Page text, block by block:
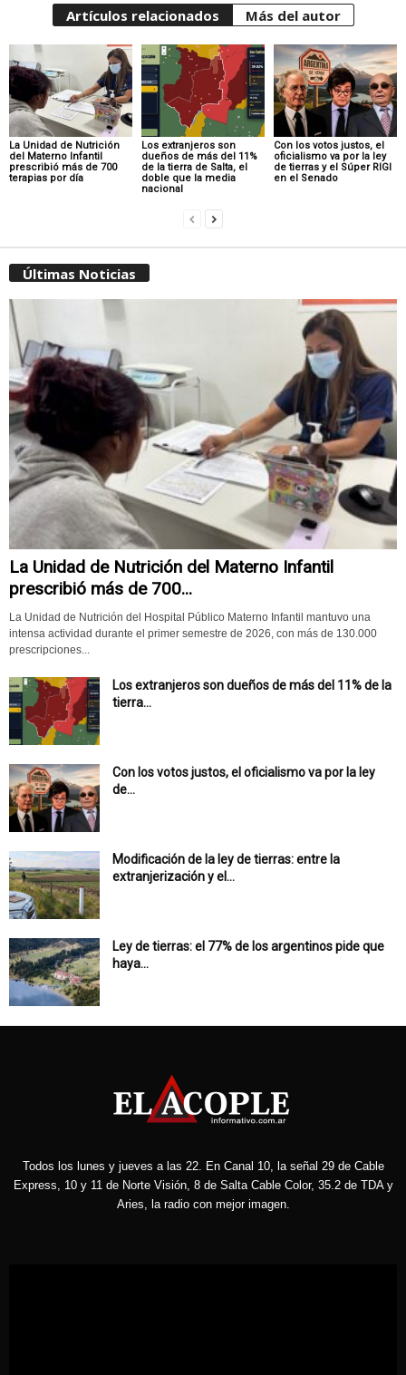
Artículos relacionados Más del autor
La Unidad de Nutrición
del Materno Infantil
prescribió más de 700
terapias por día
Los extranjeros son
dueños de más del 11%
de la tierra de Salta, el
doble que la media
nacional
Con los votos justos, el
oficialismo va por la ley
de tierras y el Súper RIGI
en el Senado
Últimas Noticias
La Unidad de Nutrición del Materno Infantil
prescribió más de 700...
La Unidad de Nutrición del Hospital Público Materno Infantil mantuvo una
intensa actividad durante el primer semestre de 2026, con más de 130.000
prescripciones...
Los extranjeros son dueños de más del 11% de la
tierra...
Con los votos justos, el oficialismo va por la ley
de...
Modificación de la ley de tierras: entre la
extranjerización y el...
Ley de tierras: el 77% de los argentinos pide que
haya...
Todos los lunes y jueves a las 22. En Canal 10, la señal 29 de Cable
Express, 10 y 11 de Norte Visión, 8 de Salta Cable Color, 35.2 de TDA y
Aries, la radio con mejor imagen.